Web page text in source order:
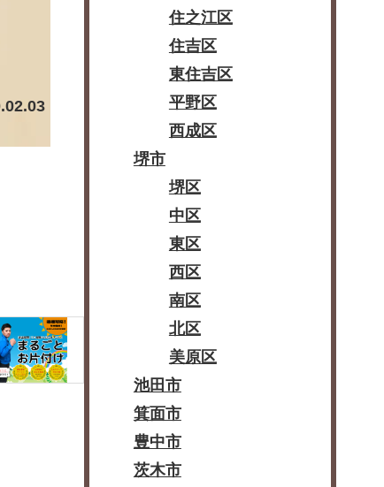
住之江区
住吉区
東住吉区
平野区
西成区
堺市
堺区
中区
東区
西区
南区
北区
美原区
池田市
箕面市
豊中市
茨木市